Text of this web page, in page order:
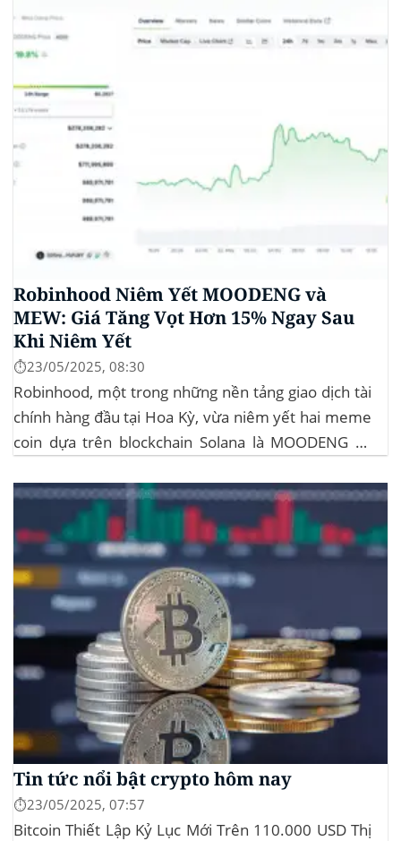
tiền điện tử. Các...
Robinhood Niêm Yết MOODENG và
MEW: Giá Tăng Vọt Hơn 15% Ngay Sau
Khi Niêm Yết
⏱️23/05/2025, 08:30
Robinhood, một trong những nền tảng giao dịch tài
chính hàng đầu tại Hoa Kỳ, vừa niêm yết hai meme
coin dựa trên blockchain Solana là MOODENG và
mẽ cho cả hai đồng tiền số, với mức tăng hơn...
Tin tức nổi bật crypto hôm nay
⏱️23/05/2025, 07:57
Bitcoin Thiết Lập Kỷ Lục Mới Trên 110.000 USD Thị